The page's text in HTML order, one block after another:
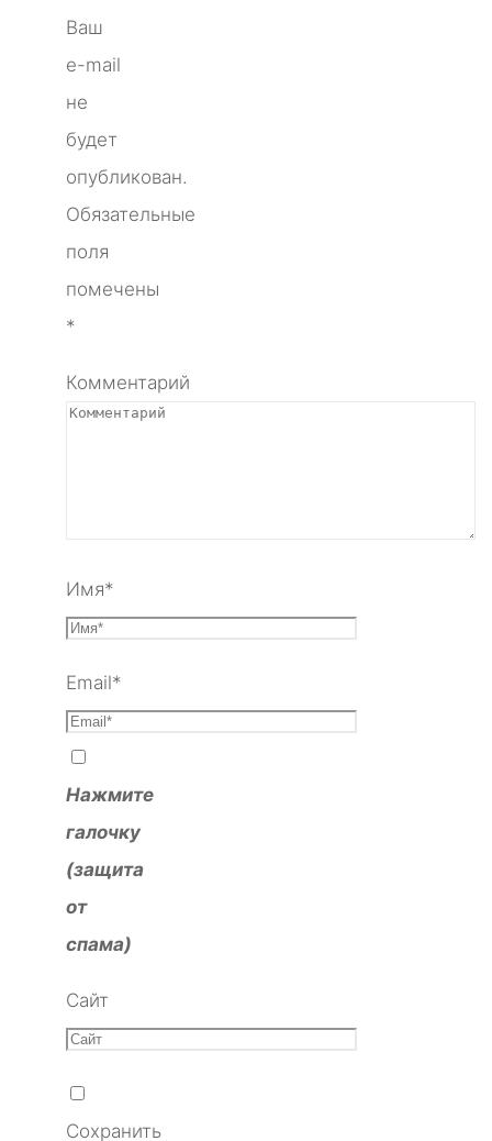
Ваш
e-mail
не
будет
опубликован.
Обязательные
поля
помечены
*
Комментарий
Имя*
Email*
Нажмите
галочку
(защита
от
спама)
Сайт
Сохранить